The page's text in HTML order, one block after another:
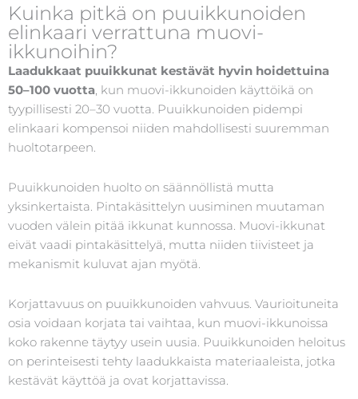
Kuinka pitkä on puuikkunoiden
elinkaari verrattuna muovi-
ikkunoihin?
Laadukkaat puuikkunat kestävät hyvin hoidettuina
50–100 vuotta , kun muovi-ikkunoiden käyttöikä on
tyypillisesti 20–30 vuotta. Puuikkunoiden pidempi
elinkaari kompensoi niiden mahdollisesti suuremman
huoltotarpeen.
Puuikkunoiden huolto on säännöllistä mutta
yksinkertaista. Pintakäsittelyn uusiminen muutaman
vuoden välein pitää ikkunat kunnossa. Muovi-ikkunat
eivät vaadi pintakäsittelyä, mutta niiden tiivisteet ja
mekanismit kuluvat ajan myötä.
Korjattavuus on puuikkunoiden vahvuus. Vaurioituneita
osia voidaan korjata tai vaihtaa, kun muovi-ikkunoissa
koko rakenne täytyy usein uusia. Puuikkunoiden heloitus
on perinteisesti tehty laadukkaista materiaaleista, jotka
kestävät käyttöä ja ovat korjattavissa.